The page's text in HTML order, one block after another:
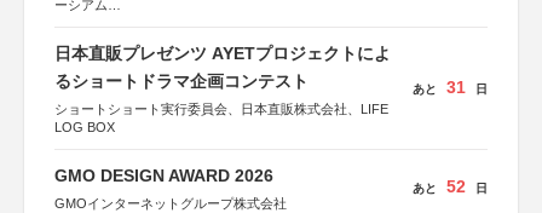
ーシアム
協力：読売新聞社
後援：厚生労働省
文部科学省
日本経済団体連合会
関西経済連合会
関西文化学術研究都市推進機構
東京難病団体連絡協議会
日本直販プレゼンツ AYETプロジェクトによ
るショートドラマ企画コンテスト
ショートショート実行委員会、日本直販株式会社、LIFE
LOG BOX
あと 31 日
GMO DESIGN AWARD 2026
GMOインターネットグループ株式会社
あと 52 日